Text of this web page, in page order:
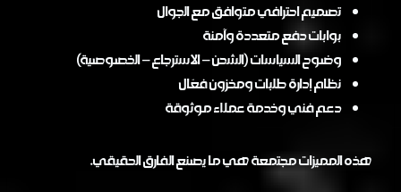
تصميم احترافي متوافق مع الجوال
بوابات دفع متعددة وآمنة
وضوح السياسات (الشحن – الاسترجاع – الخصوصية)
نظام إدارة طلبات ومخزون فعّال
دعم فني وخدمة عملاء موثوقة
هذه المميزات مجتمعة هي ما يصنع الفارق الحقيقي.